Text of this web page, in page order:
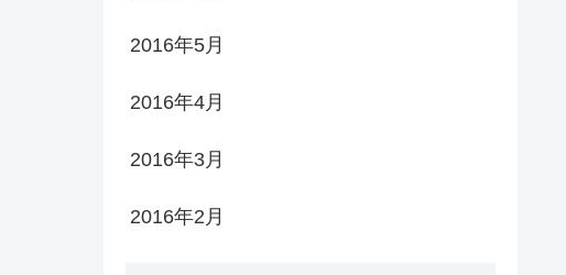
2016年5月
2016年4月
2016年3月
2016年2月